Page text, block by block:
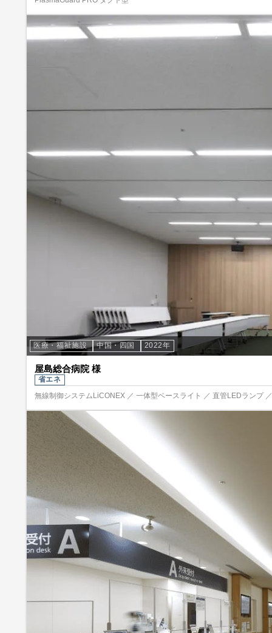
医療・福祉施設 中国・四国 2022年
屋島総合病院 様
省エネ
無線制御システムLiCONEX ／ 一体型ベースライト ／ 直管LEDランプ